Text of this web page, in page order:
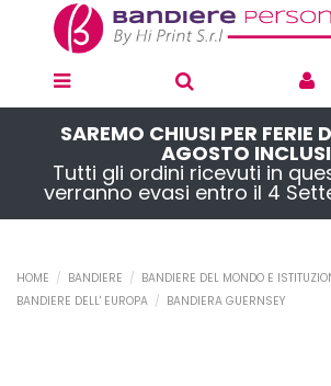
SAREMO CHIUSI PER FERIE
AGOSTO INCLUSI
Tutti gli ordini ricevuti in
verranno evasi entro il 4
HOME BANDIERE
BANDIERE DEL MONDO E
BANDIERE DELL' EUROPA
BANDIERA GUERNSEY